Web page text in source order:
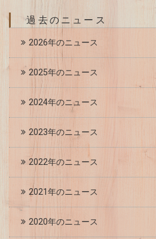
過去のニュース
2026年のニュース
2025年のニュース
2024年のニュース
2023年のニュース
2022年のニュース
2021年のニュース
2020年のニュース